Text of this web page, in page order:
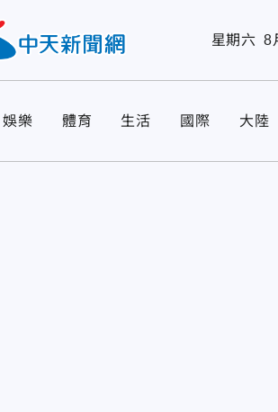
星期六 8
娛樂 體育 生活 國際 大陸